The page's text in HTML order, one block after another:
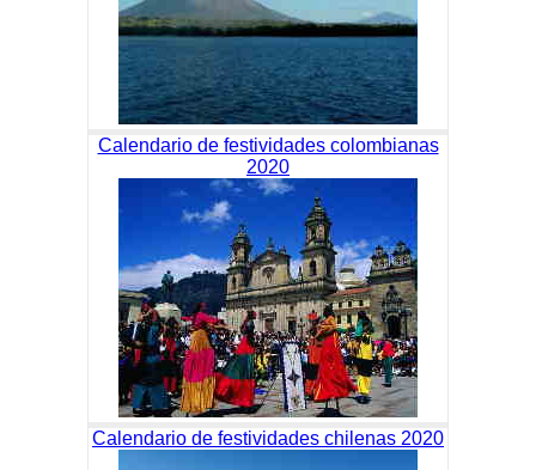
Calendario de festividades colombianas
2020
Calendario de festividades chilenas 2020